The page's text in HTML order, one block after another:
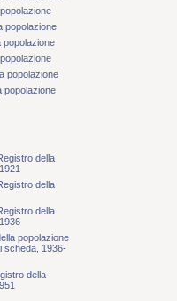
popolazione
popolazione
popolazione
popolazione
della
della
della
popolazione
scheda, 1936-
della